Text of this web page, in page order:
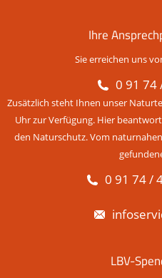
Ihre
Sie erreichen uns
0 91 74
Zusätzlich steht Ihnen unser
Uhr zur Verfügung. Hier
den Naturschutz. Vom
0 91 74 /
LBV-